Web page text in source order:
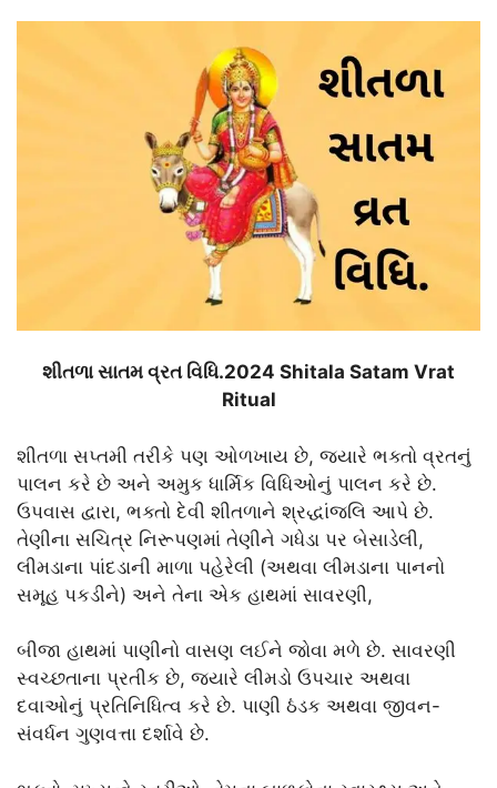
શીતળા સાતમ વ્રત વિધિ.2024 Shitala Satam Vrat
Ritual
શીતળા સપ્તમી તરીકે પણ ઓળખાય છે, જ્યારે ભક્તો વ્રતનું
પાલન કરે છે અને અમુક ધાર્મિક વિધિઓનું પાલન કરે છે.
ઉપવાસ દ્વારા, ભક્તો દેવી શીતળાને શ્રદ્ધાંજલિ આપે છે.
તેણીના સચિત્ર નિરૂપણમાં તેણીને ગધેડા પર બેસાડેલી,
લીમડાના પાંદડાની માળા પહેરેલી (અથવા લીમડાના પાનનો
સમૂહ પકડીને) અને તેના એક હાથમાં સાવરણી,
બીજા હાથમાં પાણીનો વાસણ લઈને જોવા મળે છે. સાવરણી
સ્વચ્છતાના પ્રતીક છે, જ્યારે લીમડો ઉપચાર અથવા
દવાઓનું પ્રતિનિધિત્વ કરે છે. પાણી ઠંડક અથવા જીવન-
સંવર્ધન ગુણવત્તા દર્શાવે છે.